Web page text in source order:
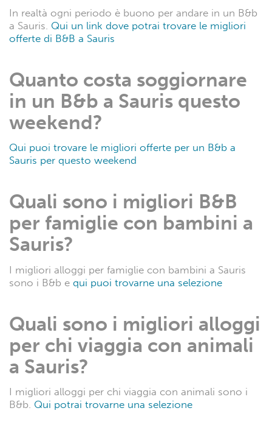
In realtà ogni periodo è buono per andare in un B&b
a Sauris. Qui un link dove potrai trovare le migliori
offerte di B&B a Sauris
Quanto costa soggiornare
in un B&b a Sauris questo
weekend?
Qui puoi trovare le migliori offerte per un B&b a
Sauris per questo weekend
Quali sono i migliori B&B
per famiglie con bambini a
Sauris?
I migliori alloggi per famiglie con bambini a Sauris
sono i B&b e qui puoi trovarne una selezione
Quali sono i migliori alloggi
per chi viaggia con animali
a Sauris?
I migliori alloggi per chi viaggia con animali sono i
B&b. Qui potrai trovarne una selezione